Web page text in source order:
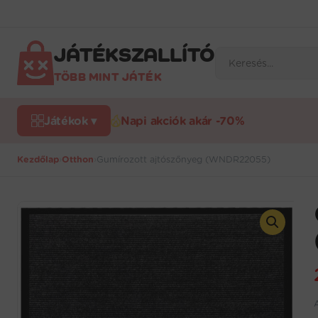
JÁTÉKSZALLÍTÓ
TÖBB MINT JÁTÉK
search
Játékok ▾ Napi akciók akár -70%
Kezdőlap Otthon Gumírozott ajtószőnyeg (WNDR22055)